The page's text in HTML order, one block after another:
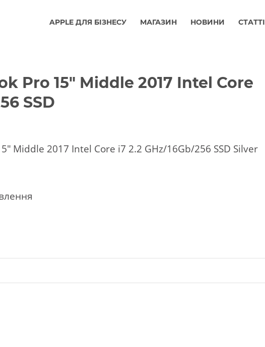
APPLE ДЛЯ БІЗНЕСУ МАГАЗИН НОВИНИ СТАТТІ
Pro 15″ Middle 2017 Intel Core
SSD
Middle 2017 Intel Core i7 2.2 GHz/16Gb/256 SSD Silver